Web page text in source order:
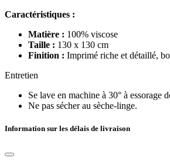
Caractéristiques :
Matière : 100% viscose
Taille : 130 x 130 cm
Finition : Imprimé riche et détaillé,
Entretien
Se lave en machine à 30° à essorage
Ne pas sécher au sèche-linge.
Information sur les délais de livraison